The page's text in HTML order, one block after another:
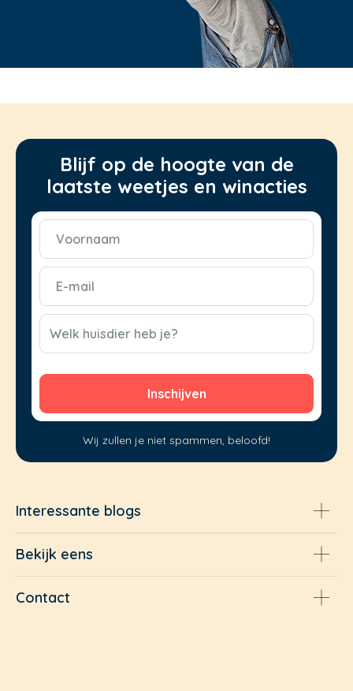
Blijf op de hoogte van de
laatste weetjes en winacties
Voornaam
(Vereist)
E-
mail
(Vereist)
CAPTCHA
Welk huisdier heb je?
Wij zullen je niet spammen, beloofd!
Interessante blogs
Bekijk eens
Contact